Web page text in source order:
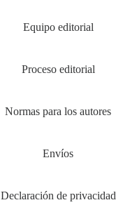
Equipo editorial
Proceso editorial
Normas para los autores
Envíos
Declaración de privacidad